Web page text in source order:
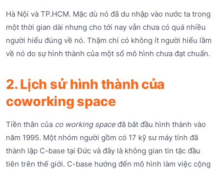
Hà Nội và TP.HCM. Mặc dù nó đã du nhập vào nước ta trong
một thời gian dài nhưng cho tới nay vẫn chưa có quá nhiều
người hiểu đúng về nó. Thậm chí có không ít người hiểu lầm
về nó do sự hình thành của một số mô hình chưa đạt chuẩn.
2. Lịch sử hình thành của
coworking space
Tiền thân của co working spaceđã bắt đầu hình thành vào
năm 1995. Một nhóm người gồm có 17 kỹ sư máy tính đã
thành lập C-base tại Đức và đây là không gian tin tặc đầu
tiên trên thế giới. C-base hướng đến mô hình làm việc cộng